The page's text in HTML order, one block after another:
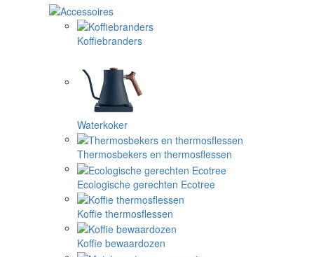
Koffiebranders
Waterkoker
Thermosbekers en thermosflessen
Ecologische gerechten Ecotree
Koffie thermosflessen
Koffie bewaardozen